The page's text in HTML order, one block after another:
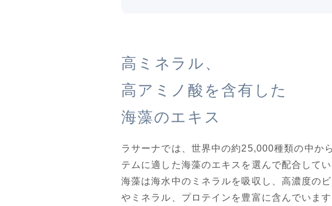
高ミネラル、
高アミノ酸を含有した
海藻のエキス
ラサーナでは、世界中の約25,000種類の中か
テムに適した海藻のエキスを選んで配合してい
海藻は海水中のミネラルを吸収し、高濃度の
やミネラル、プロテインを豊富に含んでいます